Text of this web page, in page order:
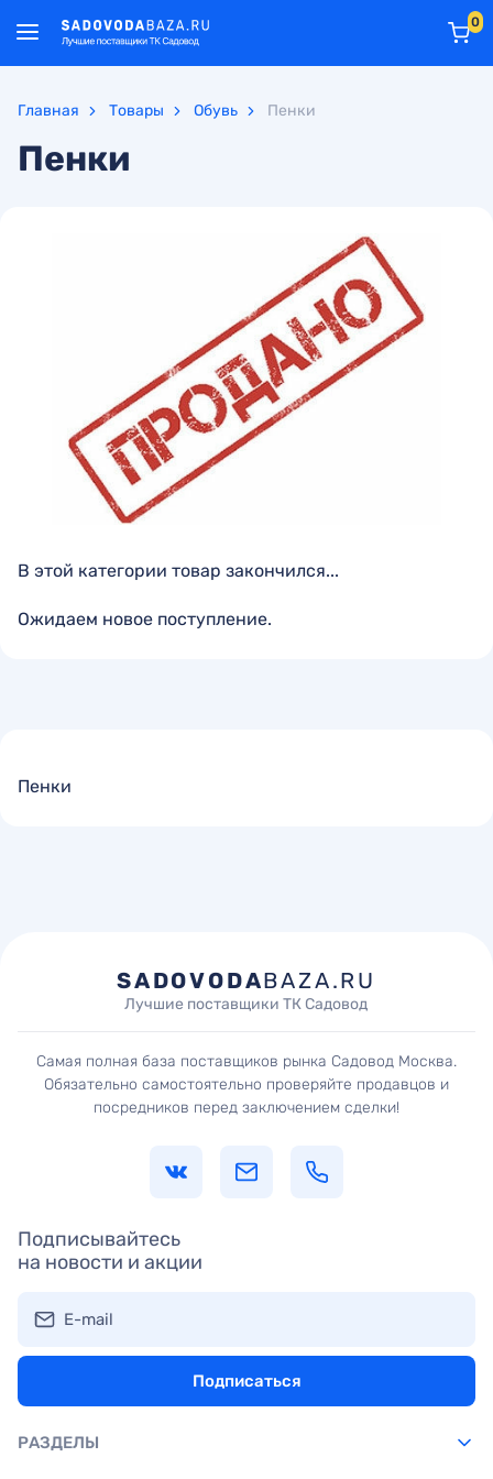
0
Главная Товары Обувь Пенки
Пенки
В этой категории товар закончился...
Ожидаем новое поступление.
Пенки
SADOVODABAZA.RU
Лучшие поставщики ТК Садовод
Самая полная база поставщиков рынка Садовод Москва.
Обязательно самостоятельно проверяйте продавцов и
посредников перед заключением сделки!
Подписывайтесь
на новости и акции
E-mail
Подписаться
РАЗДЕЛЫ